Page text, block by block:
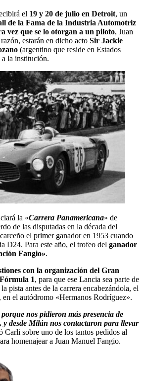
el 19 y 20 de julio en Detroit, un
de la Fama de la Industria Automotriz
vez que se lo otorgan a un piloto, Juan
estarán en dicho acto Sir Jackie
(argentino que reside en Estados
la institución.
la «Carrera Panamericana» de
de las disputadas en la década del
el primer ganador en 1953 cuando
D24. Para este año, el trofeo del ganador
Fangio».
con la organización del Gran
1, para que ese Lancia sea parte de
pista antes de la carrera encabezándola, el
el autódromo «Hermanos Rodríguez».
nos pidieron más presencia de
y desde Milán nos contactaron para llevar
Carli sobre uno de los tantos pedidos al
homenajear a Juan Manuel Fangio.